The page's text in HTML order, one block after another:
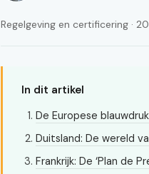
Regelgeving en certificering ·
In dit artikel
De Europese
Duitsland: De wereld
Frankrijk: De ‘Plan de